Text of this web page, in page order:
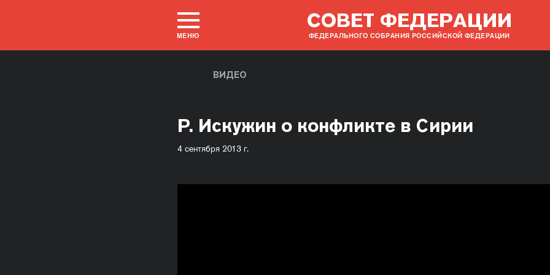
МЕНЮ
СОВЕТ ФЕДЕРАЦИИ
ФЕДЕРАЛЬНОГО СОБРАНИЯ РОССИЙСКОЙ ФЕДЕРАЦИИ
ВИДЕО
Р. Искужин о конфликте в Сирии
4 сентября 2013 г.